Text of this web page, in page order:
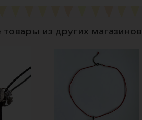
из других магазинов